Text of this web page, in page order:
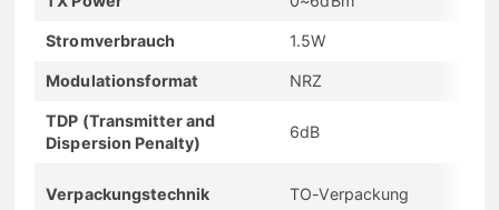
Stromverbrauch 1.5W
Modulationsformat NRZ
TDP (Transmitter and
Dispersion Penalty)
6dB
Verpackungstechnik TO-Verpackung